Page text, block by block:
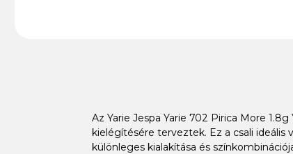
Az Yarie Jespa Yarie 702 Pirica More
kielégítésére terveztek. Ez a csali
különleges kialakítása és